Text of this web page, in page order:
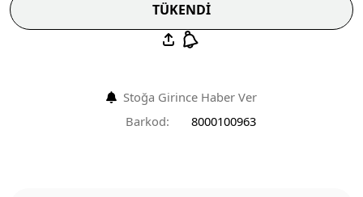
TÜKENDİ
Stoğa Girince Haber Ver
Barkod:
8000100963